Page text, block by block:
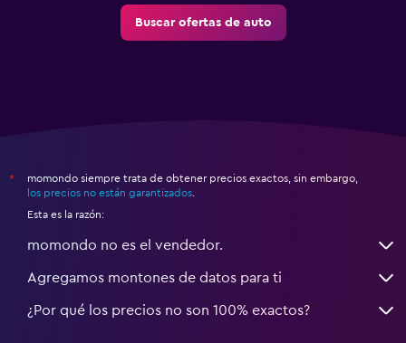
Buscar ofertas de auto
*
momondo siempre trata de obtener precios exactos, sin embargo,
los precios no están garantizados
Esta es la razón:
momondo no es el vendedor.
Agregamos montones de datos para ti
¿Por qué los precios no son 100% exactos?